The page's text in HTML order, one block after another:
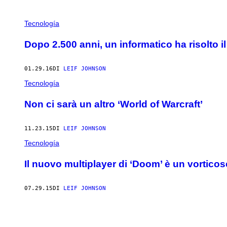
POSTS
BY
THIS
AUTHOR
Tecnología
Dopo 2.500 anni, un informatico ha risolto
01.29.16DI LEIF JOHNSON
Tecnología
Non ci sarà un altro ‘World of Warcraft’
11.23.15DI LEIF JOHNSON
Tecnología
Il nuovo multiplayer di ‘Doom’ è un
07.29.15DI LEIF JOHNSON